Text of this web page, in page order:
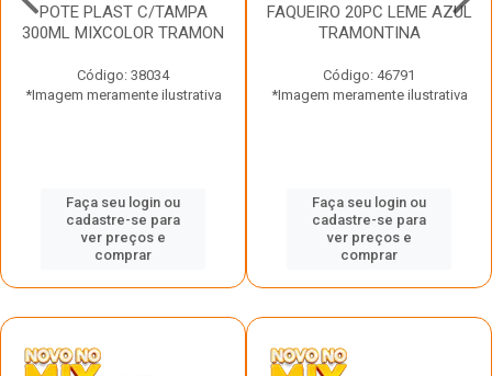
POTE PLAST C/TAMPA
300ML MIXCOLOR TRAMON
Código: 38034
*Imagem meramente ilustrativa
Faça seu login ou
cadastre-se para
ver preços e
comprar
FAQUEIRO 20PC LEME AZUL
TRAMONTINA
Código: 46791
*Imagem meramente ilustrativa
Faça seu login ou
cadastre-se para
ver preços e
comprar